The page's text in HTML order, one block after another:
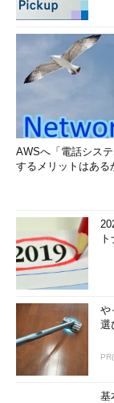
AWSへ「電話シス
するメリットはある
や
選
基